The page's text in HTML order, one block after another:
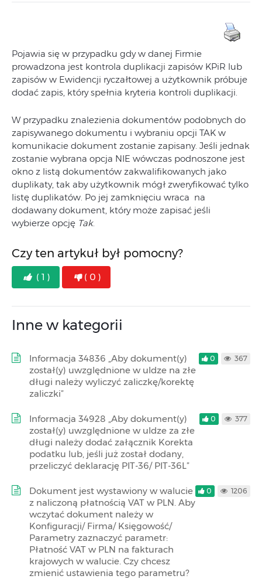
Pojawia się w przypadku gdy w danej Firmie
prowadzona jest kontrola duplikacji zapisów KPiR lub
zapisów w Ewidencji ryczałtowej a użytkownik próbuje
dodać zapis, który spełnia kryteria kontroli duplikacji.
W przypadku znalezienia dokumentów podobnych do
zapisywanego dokumentu i wybraniu opcji TAK w
komunikacie dokument zostanie zapisany. Jeśli jednak
zostanie wybrana opcja NIE wówczas podnoszone jest
okno z listą dokumentów zakwalifikowanych jako
duplikaty, tak aby użytkownik mógł zweryfikować tylko
listę duplikatów. Po jej zamknięciu wraca na
dodawany dokument, który może zapisać jeśli
wybierze opcję Tak.
Czy ten artykuł był pomocny?
( 1 ) ( 0 )
Inne w kategorii
Informacja 34836 „Aby dokument(y)
został(y) uwzględnione w uldze na złe
długi należy wyliczyć zaliczkę/korektę
zaliczki”
0 367
Informacja 34928 „Aby dokument(y)
został(y) uwzględnione w uldze za złe
długi należy dodać załącznik Korekta
podatku lub, jeśli już został dodany,
przeliczyć deklarację PIT-36/ PIT-36L”
0 377
Dokument jest wystawiony w walucie
z naliczoną płatnością VAT w PLN. Aby
wczytać dokument należy w
Konfiguracji/ Firma/ Księgowość/
Parametry zaznaczyć parametr:
Płatność VAT w PLN na fakturach
krajowych w walucie. Czy chcesz
zmienić ustawienia tego parametru?
0 1206